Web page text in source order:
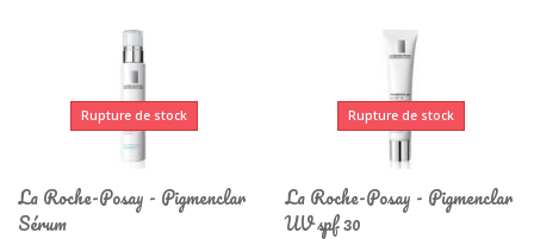
Rupture de stock
La Roche-Posay - Pigmenclar
Sérum
Rupture de stock
La Roche-Posay - Pigmenclar
UV spf 30